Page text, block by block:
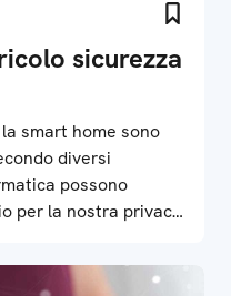
sicurezza
smart home sono
diversi
possono
per la nostra privacy.